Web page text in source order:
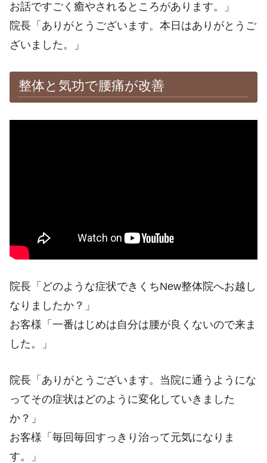
お話ですごく癒やされるところがあります。」
院長「ありがとうございます。本日はありがとうご
ざいました。」
整体と気功で腰痛が改善
院長「どのような症状できくちNew整体院へお越し
なりましたか？」
お客様「一番はじめは自分は腰が良くないので来ま
した。」
院長「ありがとうございます。当院に通うようにな
ってその症状はどのように変化していきました
か？」
お客様「毎回毎回すっきり治って元気になりま
す。」